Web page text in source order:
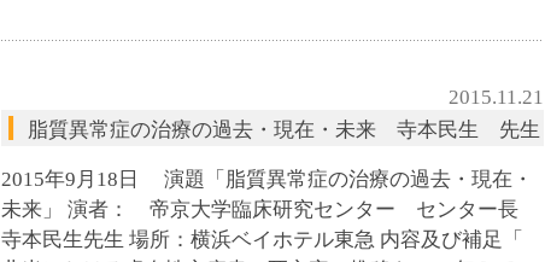
2015.11.21
脂質異常症の治療の過去・現在・未来 寺本民生 先生
2015年9月18日 演題「脂質異常症の治療の過去・現在・
未来」 演者： 帝京大学臨床研究センター センター長
寺本民生先生 場所：横浜ベイホテル東急 内容及び補足「